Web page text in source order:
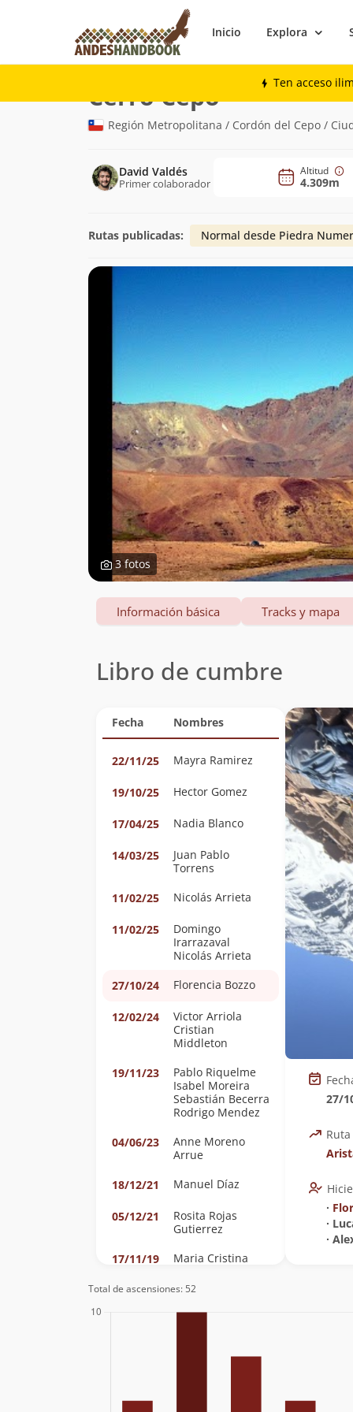
Inicio Explora
Ten acceso
Montaña
Cerro Cepo (4.309m)
Región Metropolitana / Cordón del Cepo /
David Valdés
Primer colaborador
Altitud
4.309m
Rutas publicadas: Normal desde Piedra
3 fotos
Información básica Tracks y mapa
Libro de cumbre
Fecha Nombres
22/11/25 Mayra Ramirez
19/10/25 Hector Gomez
17/04/25 Nadia Blanco
14/03/25
Juan Pablo
Torrens
11/02/25
Nicolás Arrieta
11/02/25
Domingo
Irarrazaval
Nicolás Arrieta
27/10/24
Florencia Bozzo
12/02/24
Victor Arriola
Cristian
Middleton
19/11/23
Pablo Riquelme
Isabel Moreira
Sebastián Becerra
Rodrigo Mendez
04/06/23
Anne Moreno
Arrue
18/12/21
Manuel Díaz
05/12/21
Rosita Rojas
Gutierrez
17/11/19
Maria Cristina
Agustín Denegri
Ignacio Bruna
09/12/18
27/
Ruta
∙
∙
∙
Total de ascensiones: 52